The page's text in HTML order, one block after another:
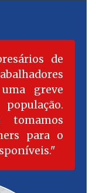
de
greve
para o